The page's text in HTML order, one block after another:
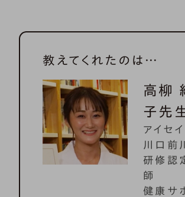
教えてくれたのは…
高柳
子先
アイセ
川口前
研修認
師
健康サ